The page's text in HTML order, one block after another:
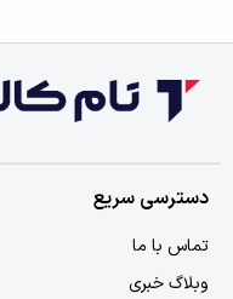
دسترسی سریع
تماس با ما
وبلاگ خبری